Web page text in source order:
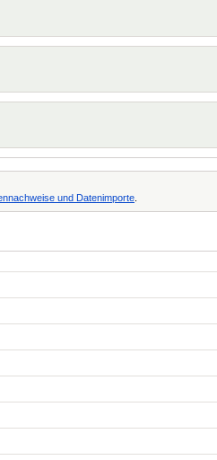
und Datenimporte